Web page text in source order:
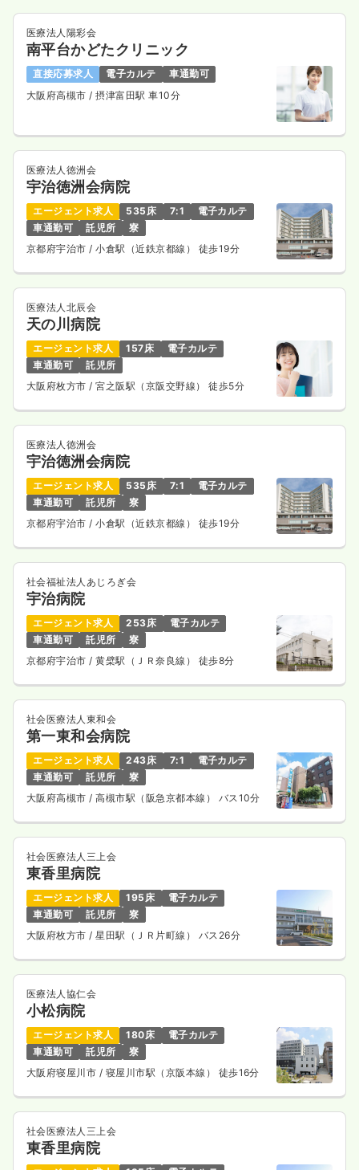
ICU系正看護師 一般病院
一時募集休止
給与 30.1万円〜/月 賞与2回
※経験5年の例
時間
8:30～17:15
年間休日131日
4週8休以上
気になる 詳細を見る
3交代（常勤）
給与 お問い合わせください
時間 8:30～17:15
年間休日131日
4週8休以上
気になる 詳細を見る
医療法人陽彩会
南平台かどたクリニック
直接応募求人 電子カルテ
車通勤可
大阪府高槻市 / 摂津富田駅 車10分
医療法人徳洲会
宇治徳洲会病院
エージェント求人 535床 7:1
電子カルテ
車通勤可
託児所
寮
京都府宇治市/ 小倉駅（近鉄京都線） 徒歩19分
医療法人北辰会
天の川病院
エージェント求人 157床
電子カルテ
車通勤可
託児所
大阪府枚方市/ 宮之阪駅（京阪交野線） 徒歩5分
医療法人徳洲会
宇治徳洲会病院
エージェント求人 535床 7:1
電子カルテ
車通勤可
託児所
寮
京都府宇治市/ 小倉駅（近鉄京都線） 徒歩19分
社会福祉法人あじろぎ会
宇治病院
エージェント求人 253床
電子カルテ
車通勤可
託児所
寮
京都府宇治市/ 黄檗駅（ＪＲ奈良線） 徒歩8分
社会医療法人東和会
第一東和会病院
エージェント求人 243床 7:1
電子カルテ
車通勤可
託児所
寮
大阪府高槻市/ 高槻市駅（阪急京都本線） バス10分
社会医療法人三上会
東香里病院
エージェント求人 195床
電子カルテ
車通勤可
託児所
寮
大阪府枚方市/ 星田駅（ＪＲ片町線） バス26分
医療法人協仁会
小松病院
エージェント求人 180床
電子カルテ
車通勤可
託児所
寮
大阪府寝屋川市 / 寝屋川市駅（京阪本線） 徒歩16分
社会医療法人三上会
東香里病院